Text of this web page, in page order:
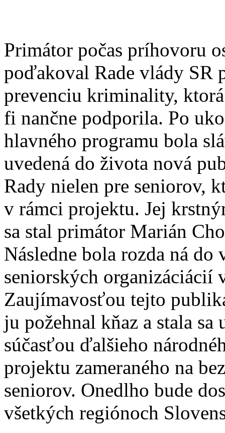
Primátor počas príhovoru
poďakoval Rade vlády SR
prevenciu kriminality,
fi nančne podporila. Po
hlavného programu bola
uvedená do života nová
Rady nielen pre seniorov,
v rámci projektu. Jej
sa stal primátor Marián
Následne bola rozda ná do
seniorských organizáciácií
Zaujímavosťou tejto
ju požehnal kňaz a stala sa
súčasťou ďalšieho
projektu zameraného na
seniorov. Onedlho bude
všetkých regiónoch